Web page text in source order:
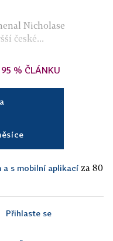
Nicholase
české...
% ČLÁNKU
a s mobilní aplikací za 80
Přihlaste se